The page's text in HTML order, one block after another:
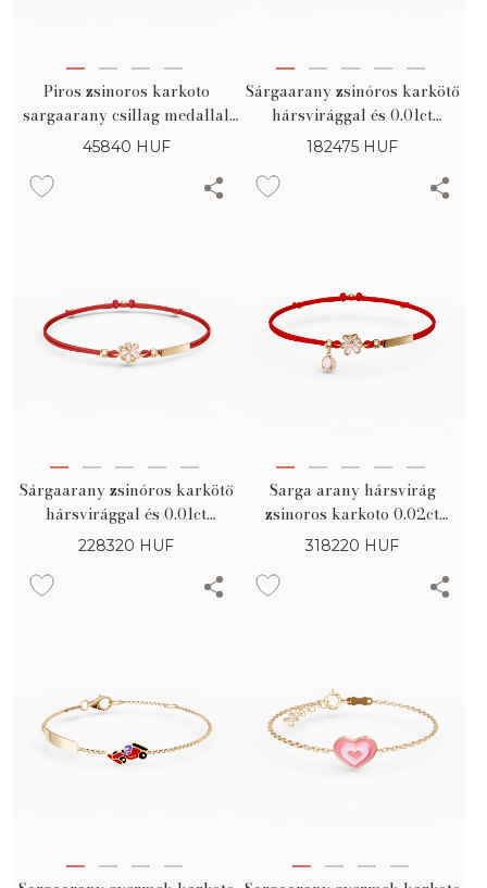
Piros zsinoros karkoto
sargaarany csillag medallal
tobbszinu zirconiakkal
45840 HUF
Sárgaarany zsinóros karkötő
hársvirággal és 0.01ct
gyémánttal gyerekeknek
182475 HUF
Sárgaarany zsinóros karkötő
hársvirággal és 0.01ct
gyémánttal gyerekeknek
228320 HUF
Sarga arany hársvirág
zsinoros karkoto 0.02ct
gyemanttal gyerekeknek
318220 HUF